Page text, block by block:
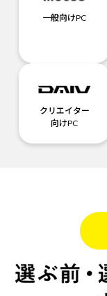
一般向けPC
クリエイター
向けPC